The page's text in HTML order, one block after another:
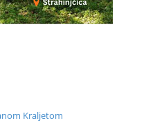
Kraljetom